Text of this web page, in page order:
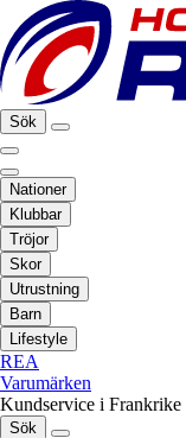
Sök
Nationer
Klubbar
Tröjor
Skor
Utrustning
Barn
Lifestyle
REA
Varumärken
Kundservice i Frankrike
Sök